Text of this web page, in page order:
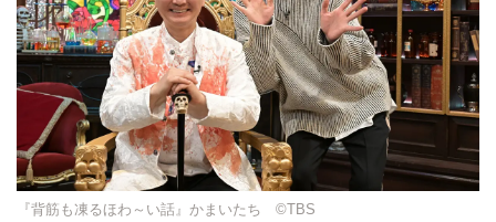
『背筋も凍るほわ～い話』かまいたち ©TBS